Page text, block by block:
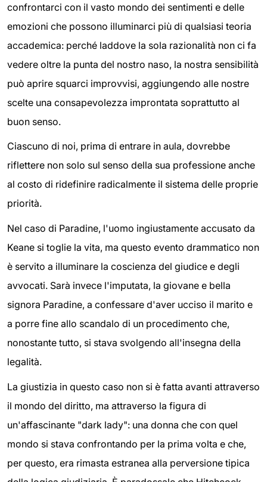
confrontarci con il vasto mondo dei sentimenti e delle
emozioni che possono illuminarci più di qualsiasi teoria
accademica: perché laddove la sola razionalità non ci fa
vedere oltre la punta del nostro naso, la nostra sensibilità
può aprire squarci improvvisi, aggiungendo alle nostre
scelte una consapevolezza improntata soprattutto al
buon senso.
Ciascuno di noi, prima di entrare in aula, dovrebbe
riflettere non solo sul senso della sua professione anche
al costo di ridefinire radicalmente il sistema delle proprie
priorità.
Nel caso di Paradine, l'uomo ingiustamente accusato da
Keane si toglie la vita, ma questo evento drammatico non
è servito a illuminare la coscienza del giudice e degli
avvocati. Sarà invece l'imputata, la giovane e bella
signora Paradine, a confessare d'aver ucciso il marito e
a porre fine allo scandalo di un procedimento che,
nonostante tutto, si stava svolgendo all'insegna della
legalità.
La giustizia in questo caso non si è fatta avanti attraverso
il mondo del diritto, ma attraverso la figura di
un'affascinante "dark lady": una donna che con quel
mondo si stava confrontando per la prima volta e che,
per questo, era rimasta estranea alla perversione tipica